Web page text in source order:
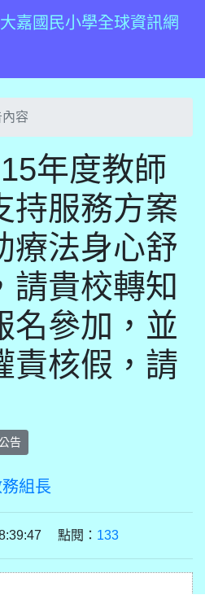
嘉國民小學全球資訊網
容
年度教師
持服務方案
療法身心舒
請貴校轉知
名參加，並
責核假，請
告
組長
點閱： 133